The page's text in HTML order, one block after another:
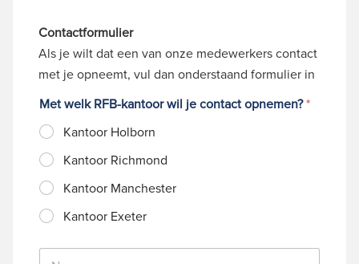
Contactformulier
Als je wilt dat een van onze medewerkers contact
met je opneemt, vul dan onderstaand formulier in
Met welk RFB-kantoor wil je contact opnemen?*
Kantoor Holborn
Kantoor Richmond
Kantoor Manchester
Kantoor Exeter
N